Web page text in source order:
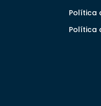
Política
Política